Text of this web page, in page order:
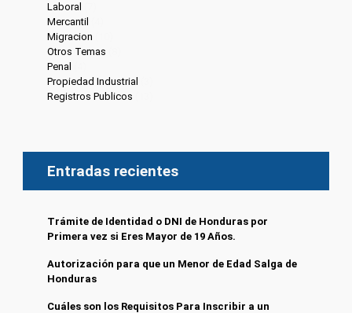
Laboral
Mercantil
Migracion
Otros Temas
Penal
Propiedad Industrial
Registros Publicos
Entradas recientes
Trámite de Identidad o DNI de Honduras por
Primera vez si Eres Mayor de 19 Años.
Autorización para que un Menor de Edad Salga de
Honduras
Cuáles son los Requisitos Para Inscribir a un